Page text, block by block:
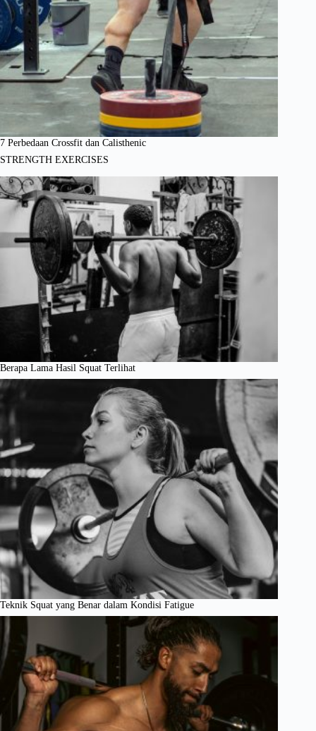
7 Perbedaan Crossfit dan Calisthenic
STRENGTH EXERCISES
Berapa Lama Hasil Squat Terlihat
Teknik Squat yang Benar dalam Kondisi Fatigue